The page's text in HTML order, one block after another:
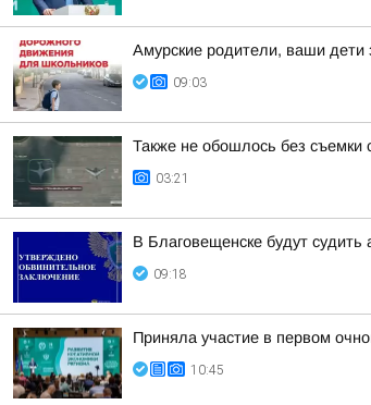
Амурские родители, ваши дети
09:03
Также не обошлось без съемки
03:21
В Благовещенске будут судить
09:18
Приняла участие в первом
10:45